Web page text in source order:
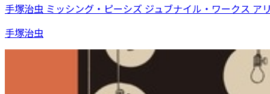
手塚治虫 ミッシング・ピーシズ ジュブナイル・ワークス ア
手塚治虫